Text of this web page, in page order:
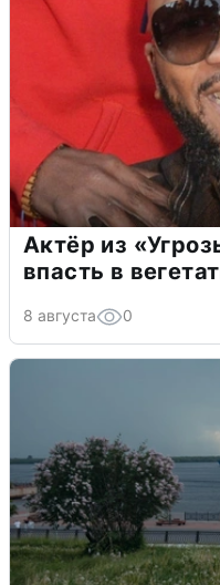
Актёр из
впасть в
8 августа 0